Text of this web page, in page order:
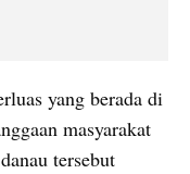
yang berada di
masyarakat
tersebut